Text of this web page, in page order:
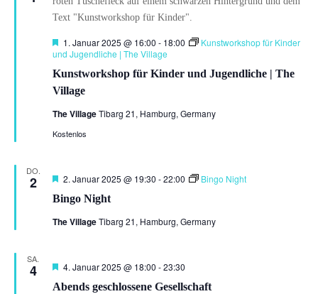
Kunstworkshop für Kinder und Jugendliche | The
Village
Hervorgehoben
1. Januar 2025 @ 16:00 - 18:00
Kunstworkshop für Kinder
und Jugendliche | The Village
The VillageTibarg 21, Hamburg, Germany
Kostenlos
DO.
2
Bingo Night
Hervorgehoben
2. Januar 2025 @ 19:30 -22:00 Bingo Night
The VillageTibarg 21, Hamburg, Germany
SA.
4
Abends geschlossene Gesellschaft
Hervorgehoben
4. Januar 2025 @ 18:00 -23:30